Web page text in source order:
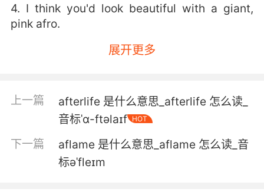
4. I think you'd look beautiful with a giant,
pink afro.
我觉得你顶着一头粉色爆炸头会非常漂亮
the white man, but it's beautiful.
就像白种非洲人一样 真是漂亮
6. Giant muttonchops and knuckle afros and
a bushel of hair coming out of both ears.
展开更多
上一篇
afterlife 是什么意思_afterlife 怎么读_
音标ˈɑ-ftəlaɪf
HOT
下一篇
aflame 是什么意思_aflame 怎么读_音
标əˈfleɪm